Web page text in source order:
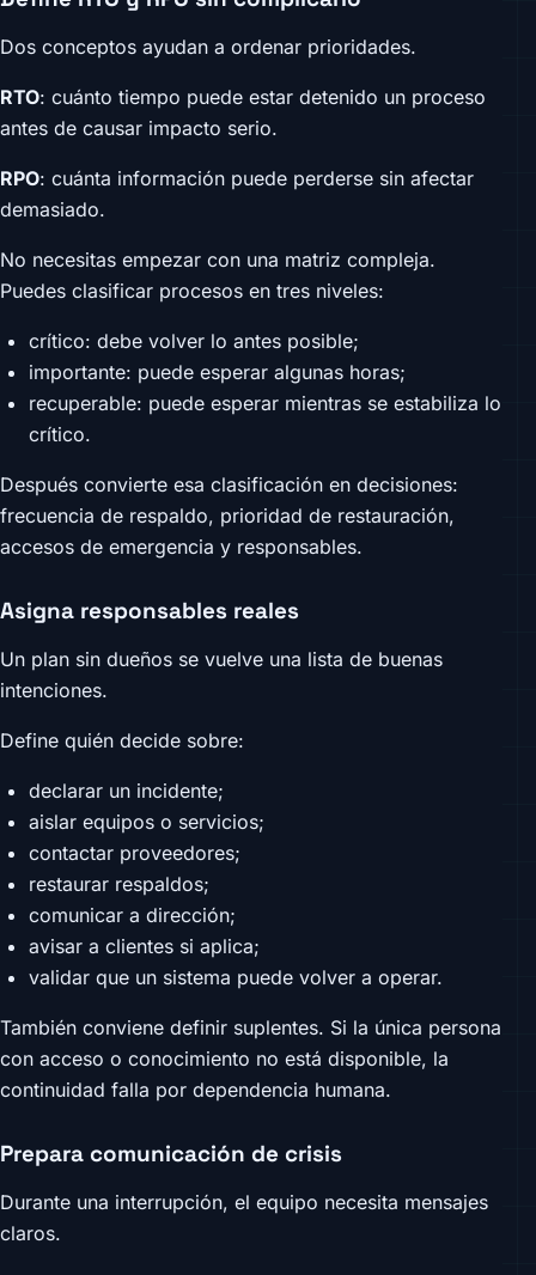
Dos conceptos ayudan a ordenar prioridades.
RTO: cuánto tiempo puede estar detenido un proceso
antes de causar impacto serio.
RPO: cuánta información puede perderse sin afectar
demasiado.
No necesitas empezar con una matriz compleja.
Puedes clasificar procesos en tres niveles:
crítico: debe volver lo antes posible;
importante: puede esperar algunas horas;
recuperable: puede esperar mientras se estabiliza lo
crítico.
Después convierte esa clasificación en decisiones:
frecuencia de respaldo, prioridad de restauración,
accesos de emergencia y responsables.
Asigna responsables reales
Un plan sin dueños se vuelve una lista de buenas
intenciones.
Define quién decide sobre:
declarar un incidente;
aislar equipos o servicios;
contactar proveedores;
restaurar respaldos;
comunicar a dirección;
avisar a clientes si aplica;
validar que un sistema puede volver a operar.
También conviene definir suplentes. Si la única persona
con acceso o conocimiento no está disponible, la
continuidad falla por dependencia humana.
Prepara comunicación de crisis
Durante una interrupción, el equipo necesita mensajes
claros.